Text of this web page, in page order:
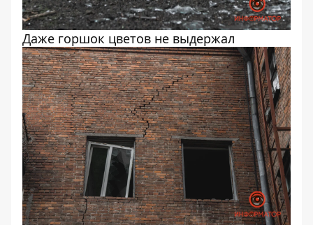
Даже горшок цветов не выдержал